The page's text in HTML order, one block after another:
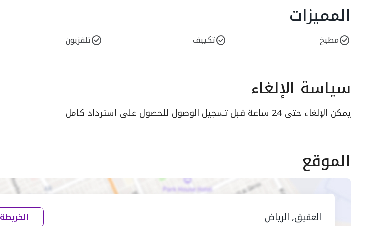
المميزات
مطبخ تكييف تلفزيون
سياسة الإلغاء
يمكن الإلغاء حتى 24 ساعة قبل تسجيل الوصول للحصول على استرداد كامل
الموقع
العقيق, الرياض الخريطة